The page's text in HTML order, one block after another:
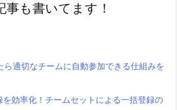
も書いてます！
ら適切なチームに自動参加できる仕組みを
効率化！チームセットによる一括登録の